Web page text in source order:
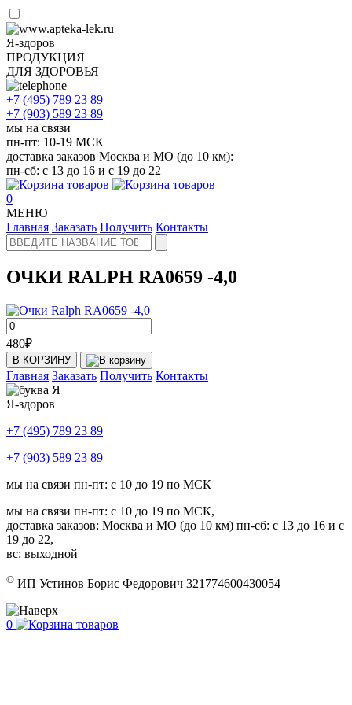
Я-здоров
ПРОДУКЦИЯ
ДЛЯ ЗДОРОВЬЯ
+7 (495) 789 23 89
+7 (903) 589 23 89
мы на связи
пн-пт: 10-19 МСК
доставка заказов Москва и МО (до 10 км):
пн-сб: с 13 до 16 и с 19 до 22
0
МЕНЮ
Главная Заказать Получить Контакты
ОЧКИ RALPH RA0659 -4,0
480₽
В КОРЗИНУ
Главная Заказать Получить Контакты
Я-здоров
+7 (495) 789 23 89
+7 (903) 589 23 89
мы на связи пн-пт: с 10 до 19 по МСК
мы на связи пн-пт: с 10 до 19 по МСК,
доставка заказов: Москва и МО (до 10 км) пн-сб: с 13 до 16 и с
19 до 22,
вс: выходной
© ИП Устинов Борис Федорович 321774600430054
0